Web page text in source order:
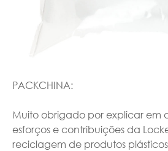
PACKCHINA:
Muito obrigado por explicar em
esforços e contribuições da
reciclagem de produtos